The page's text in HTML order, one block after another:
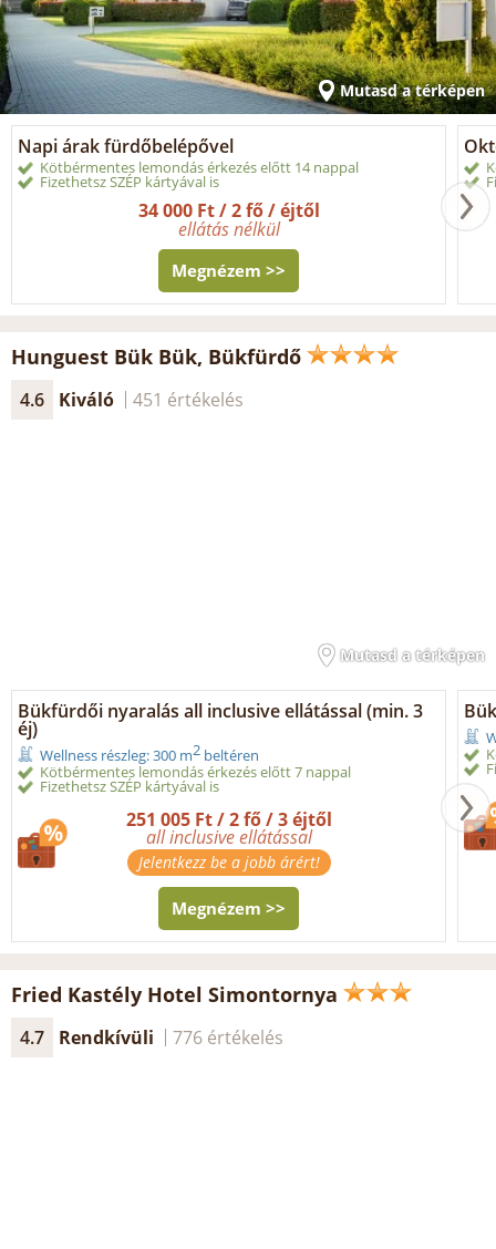
Mutasd a térképen
Napi árak fürdőbelépővel
Kötbérmentes lemondás érkezés előtt 14 nappal
Fizethetsz SZÉP kártyával is
34 000 Ft / 2 fő / éjtől
ellátás nélkül
Megnézem >>
Hunguest Bük Bük, Bükfürdő
4.6 Kiváló 451 értékelés
Mutasd a térképen
Bükfürdői nyaralás all inclusive ellátással (min. 3
éj)
Wellness részleg: 300 m2 beltéren
Kötbérmentes lemondás érkezés előtt 7 nappal
Fizethetsz SZÉP kártyával is
251 005 Ft / 2 fő / 3 éjtől
all inclusive ellátással
Jelentkezz be a jobb árért!
Megnézem >>
Fried Kastély Hotel Simontornya
4.7 Rendkívüli 776 értékelés